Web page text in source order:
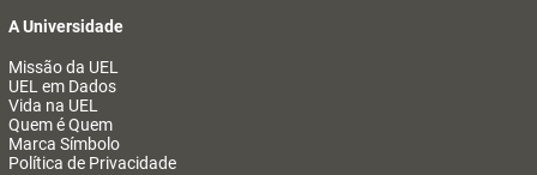
A Universidade
Missão da UEL
UEL em Dados
Vida na UEL
Quem é Quem
Marca Símbolo
Política de Privacidade